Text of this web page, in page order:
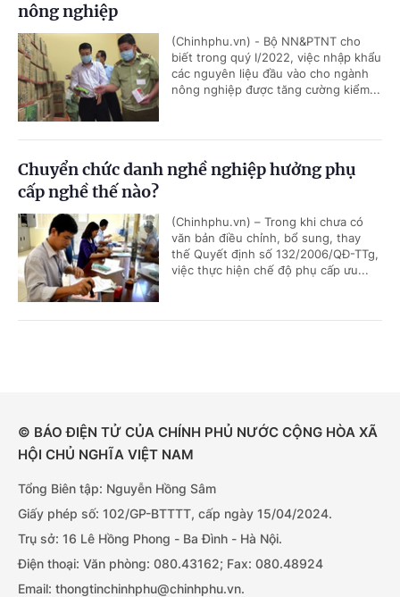
nông nghiệp
(Chinhphu.vn) - Bộ NN&PTNT cho
biết trong quý I/2022, việc nhập khẩu
các nguyên liệu đầu vào cho ngành
nông nghiệp được tăng cường kiểm...
Chuyển chức danh nghề nghiệp hưởng phụ
cấp nghề thế nào?
(Chinhphu.vn) – Trong khi chưa có
văn bản điều chỉnh, bổ sung, thay
thế Quyết định số 132/2006/QĐ-TTg,
việc thực hiện chế độ phụ cấp ưu...
© BÁO ĐIỆN TỬ CỦA CHÍNH PHỦ NƯỚC CỘNG HÒA XÃ
HỘI CHỦ NGHĨA VIỆT NAM
Tổng Biên tập: Nguyễn Hồng Sâm
Giấy phép số: 102/GP-BTTTT, cấp ngày 15/04/2024.
Trụ sở: 16 Lê Hồng Phong - Ba Đình - Hà Nội.
Điện thoại: Văn phòng: 080.43162; Fax: 080.48924
Email: thongtinchinhphu@chinhphu.vn.